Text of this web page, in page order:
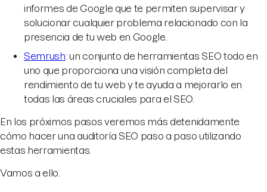
informes de Google que te permiten supervisar y
solucionar cualquier problema relacionado con la
presencia de tu web en Google.
Semrush: un conjunto de herramientas SEO todo en
uno que proporciona una visión completa del
rendimiento de tu web y te ayuda a mejorarlo en
todas las áreas cruciales para el SEO.
En los próximos pasos veremos más detenidamente
cómo hacer una auditoría SEO paso a paso utilizando
estas herramientas.
Vamos a ello.